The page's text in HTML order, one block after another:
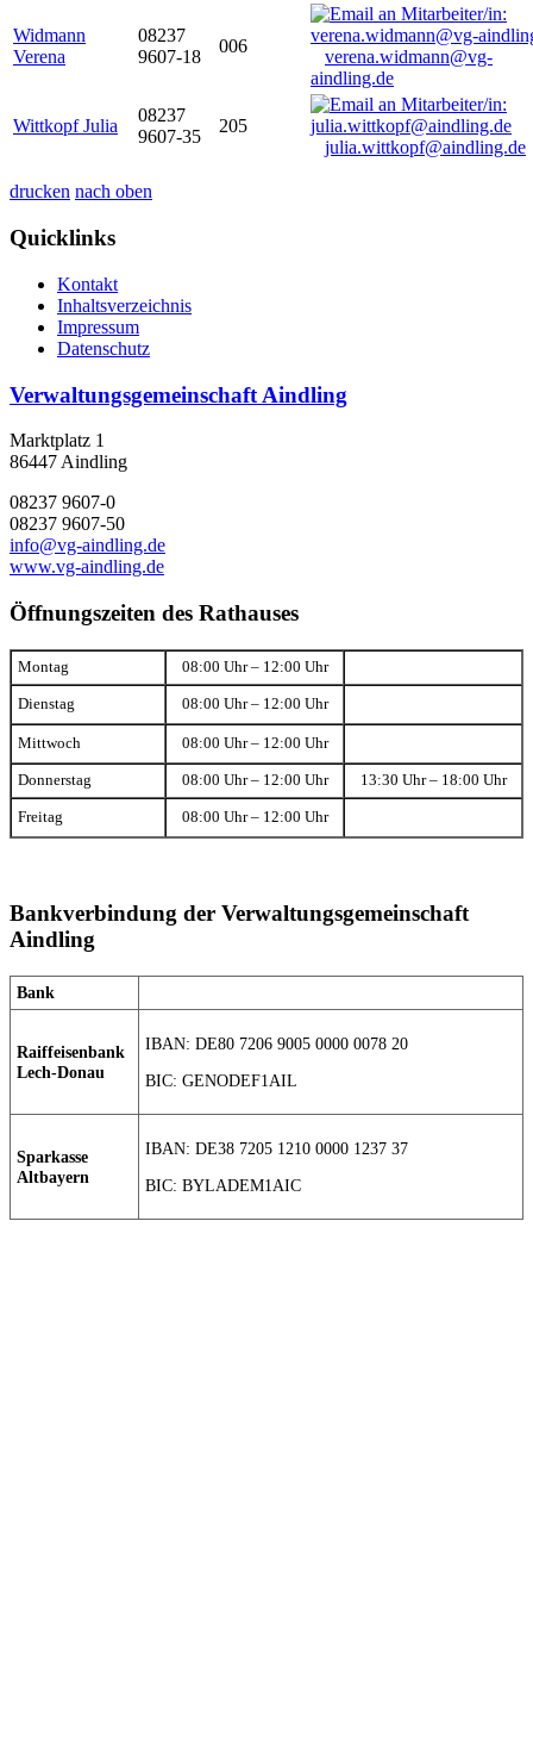
Widmann
Verena
08237
9607-18
006
verena.widmann@vg-
aindling.de
Wittkopf Julia
08237
9607-35
205
julia.wittkopf@aindling.de
drucken nach oben
Quicklinks
Kontakt
Inhaltsverzeichnis
Impressum
Datenschutz
Verwaltungsgemeinschaft Aindling
Marktplatz 1
86447 Aindling
08237 9607-0
08237 9607-50
info@vg-aindling.de
www.vg-aindling.de
Öffnungszeiten des Rathauses
Montag 08:00 Uhr – 12:00 Uhr
Dienstag 08:00 Uhr – 12:00 Uhr
Mittwoch 08:00 Uhr – 12:00 Uhr
Donnerstag 08:00 Uhr – 12:00 Uhr 13:30 Uhr – 18:00 Uhr
Freitag 08:00 Uhr – 12:00 Uhr
Bankverbindung der Verwaltungsgemeinschaft
Aindling
Bank
Raiffeisenbank
Lech-Donau
IBAN: DE80 7206 9005 0000 0078 20
BIC: GENODEF1AIL
Sparkasse
Altbayern
IBAN: DE38 7205 1210 0000 1237 37
BIC: BYLADEM1AIC